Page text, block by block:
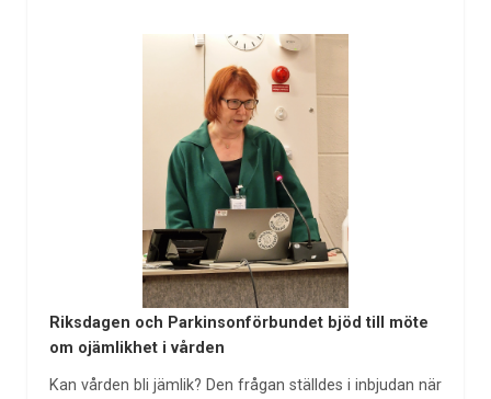
Riksdagen och Parkinsonförbundet bjöd till möte
om ojämlikhet i vården
Kan vården bli jämlik? Den frågan ställdes i inbjudan när